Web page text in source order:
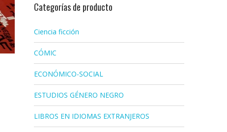
Categorías de producto
Ciencia ficción
CÓMIC
ECONÓMICO-SOCIAL
ESTUDIOS GÉNERO NEGRO
LIBROS EN IDIOMAS EXTRANJEROS